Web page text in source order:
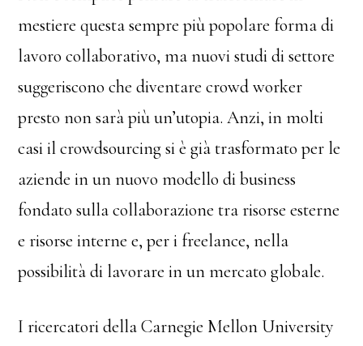
mestiere questa sempre più popolare forma di
lavoro collaborativo, ma nuovi studi di settore
suggeriscono che diventare crowd worker
presto non sarà più un’utopia. Anzi, in molti
casi il crowdsourcing si è già trasformato per le
aziende in un nuovo modello di business
fondato sulla collaborazione tra risorse esterne
e risorse interne e, per i freelance, nella
possibilità di lavorare in un mercato globale.
I ricercatori della Carnegie Mellon University